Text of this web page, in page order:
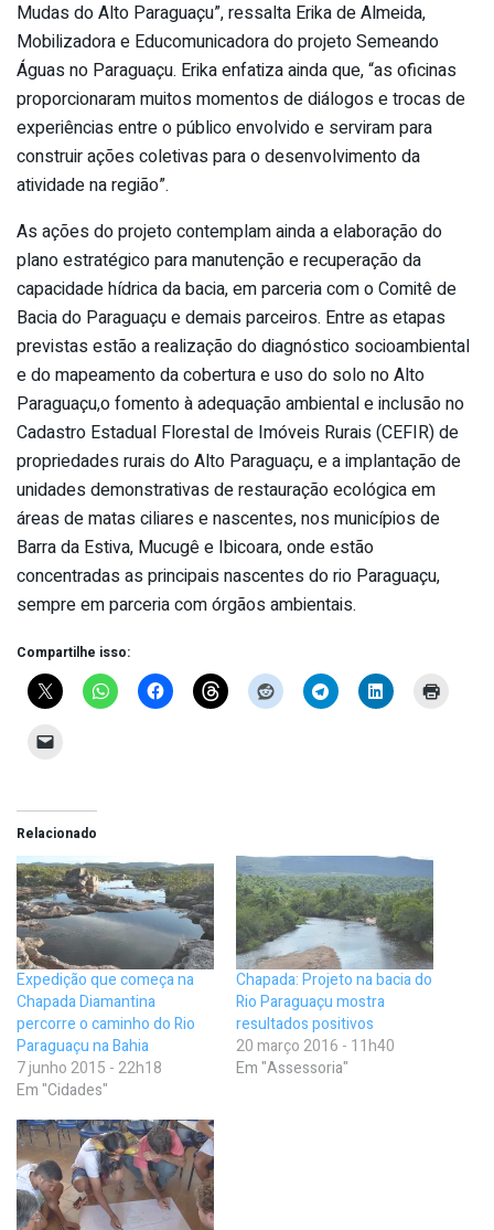
Mudas do Alto Paraguaçu”, ressalta Erika de Almeida,
Mobilizadora e Educomunicadora do projeto Semeando
Águas no Paraguaçu. Erika enfatiza ainda que, “as oficinas
proporcionaram muitos momentos de diálogos e trocas de
experiências entre o público envolvido e serviram para
construir ações coletivas para o desenvolvimento da
atividade na região”.
As ações do projeto contemplam ainda a elaboração do
plano estratégico para manutenção e recuperação da
capacidade hídrica da bacia, em parceria com o Comitê de
Bacia do Paraguaçu e demais parceiros. Entre as etapas
previstas estão a realização do diagnóstico socioambiental
e do mapeamento da cobertura e uso do solo no Alto
Paraguaçu,o fomento à adequação ambiental e inclusão no
Cadastro Estadual Florestal de Imóveis Rurais (CEFIR) de
propriedades rurais do Alto Paraguaçu, e a implantação de
unidades demonstrativas de restauração ecológica em
áreas de matas ciliares e nascentes, nos municípios de
Barra da Estiva, Mucugê e Ibicoara, onde estão
concentradas as principais nascentes do rio Paraguaçu,
sempre em parceria com órgãos ambientais.
Compartilhe isso:
Relacionado
Expedição que começa na
Chapada Diamantina
percorre o caminho do Rio
Paraguaçu na Bahia
7 junho 2015 - 22h18
Em "Cidades"
Chapada: Projeto na bacia do
Rio Paraguaçu mostra
resultados positivos
20 março 2016 - 11h40
Em "Assessoria"